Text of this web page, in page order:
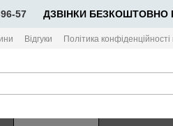
57 ⠀⠀ДЗВІНКИ БЕЗКОШТОВНО
Відгуки Політика